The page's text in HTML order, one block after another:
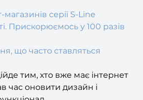
Прискорюємось у 100 разів
що часто ставляться
тим, хто вже має інтернет
час оновити дизайн і